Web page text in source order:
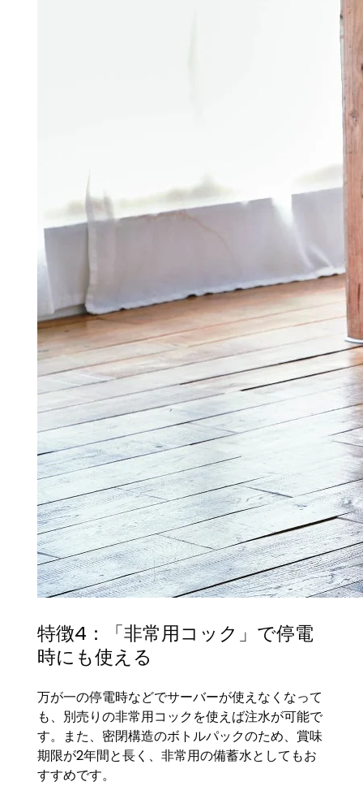
特徴4：「非常用コック」で停電
時にも使える
万が一の停電時などでサーバーが使えなくなって
も、別売りの非常用コックを使えば注水が可能で
す。また、密閉構造のボトルパックのため、賞味
期限が2年間と長く、非常用の備蓄水としてもお
すすめです。